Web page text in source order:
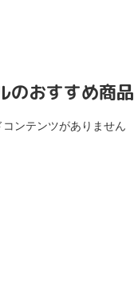
のおすすめ商品
ンテンツがありません